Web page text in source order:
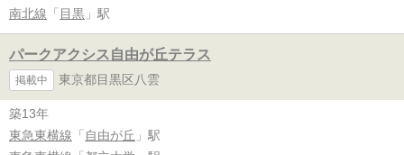
南北線 「 目黒 」駅
パークアクシス自由が丘テラス
掲載中 東京都目黒区八雲
築13年
東急東横線 「 自由が丘 」駅